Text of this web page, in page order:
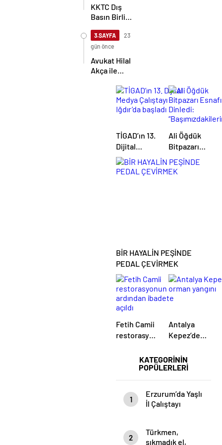
bırakmayacağız
KKTC Dış
Basın Birliği,
TDGF
arasında İş
Birliği
protokolü
imzalandı
3.SAYFA
23
gün önce
Avukat Hilal
Akça ile
Albayrak
dünya evine
KATEGORİNİN
POPÜLERLERİ
1
Erzurum’da Yaşlı
İl Çalıştayı
2
Türkmen,
sıkmadık el,
TİGAD’ın 13.
Dijital
Medya
Çalıştayı
Ali Öğdük
Bitpazarı
Esnafını
Dinledi:
BİR HAYALİN PEŞİNDE
PEDAL ÇEVİRMEK
Fetih Camii
restorasyonun
ibadete
Antalya
Kepez’de
yangını